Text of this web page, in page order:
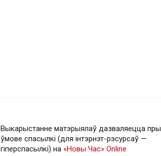
Выкарыстанне матэрыялаў дазваляецца пры
ўмове спасылкі (для інтэрнэт-рэсурсаў —
гiперспасылкi) на «Новы Час» Online